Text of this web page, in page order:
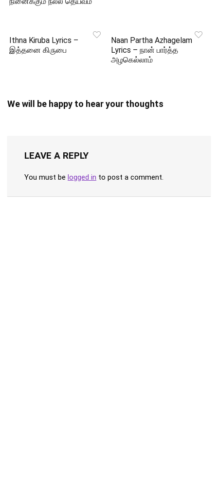
Ithna Kiruba Lyrics –
இத்தனை கிருபை
Naan Partha Azhagelam
Lyrics – நான் பார்த்த
அழகெல்லாம்
We will be happy to hear your thoughts
LEAVE A REPLY
You must be logged in to post a comment.